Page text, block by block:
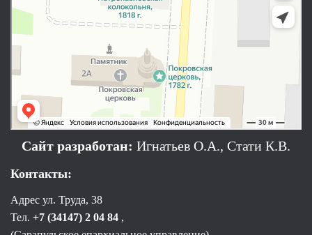
Сайт разработан: Игнатьев О.А., Стати К.В.
Контакты:
Адрес ул. Труда, 38
Тел. +7 (34147) 2 04 84 ,